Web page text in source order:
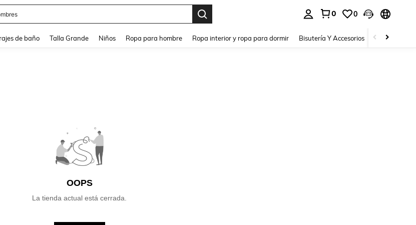
0 0
de baño Talla Grande Niños Ropa para hombre Ropa interior y ropa para dormir Bisutería Y Accesorios Zapatos
OOPS
La tienda actual está cerrada.